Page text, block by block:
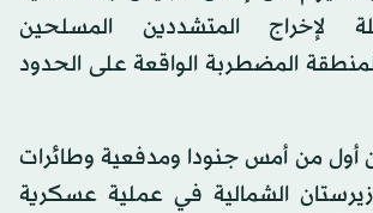
لإخراج المتشددين المسلحين
المضطربة الواقعة على الحدود
أول من أمس جنودا ومدفعية وطائرات
الشمالية في عملية عسكرية